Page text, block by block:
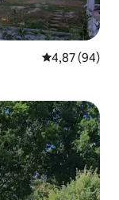
Середня
4,87 (94)